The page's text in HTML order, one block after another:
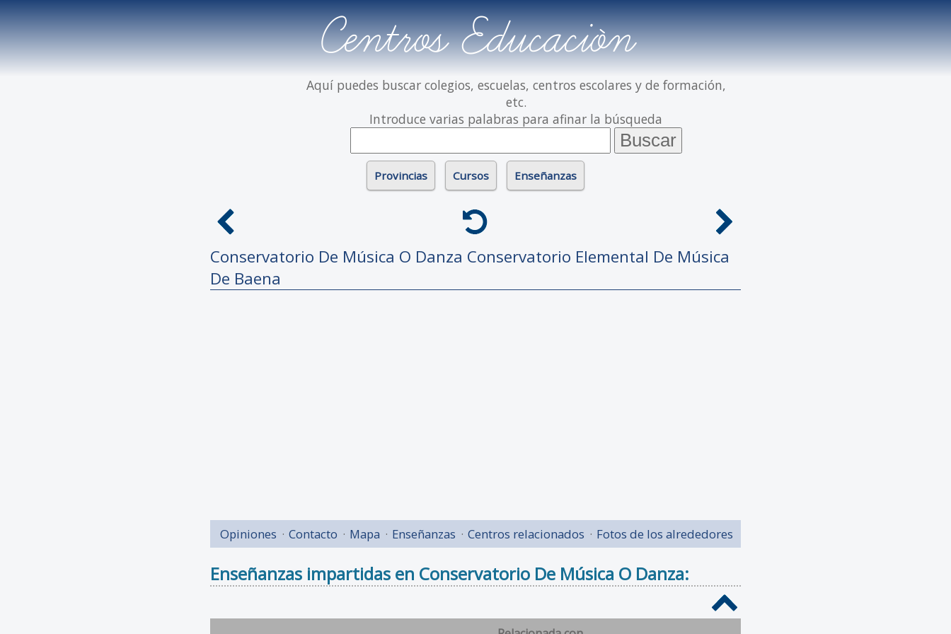
Centros Educación
Aquí puedes buscar colegios, escuelas, centros escolares y de formación,
etc.
Introduce varias palabras para afinar la búsqueda
Provincias Cursos Enseñanzas
Conservatorio De Música O Danza Conservatorio Elemental De Música
De Baena
Opiniones Contacto Mapa Enseñanzas Centros relacionados Fotos de los alrededores
Enseñanzas impartidas en Conservatorio De Música O Danza: